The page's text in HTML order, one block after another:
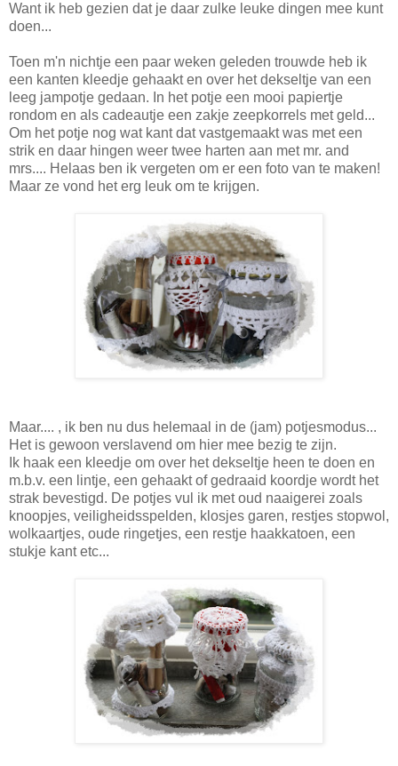
Want ik heb gezien dat je daar zulke leuke dingen mee kunt
doen...
Toen m'n nichtje een paar weken geleden trouwde heb ik
een kanten kleedje gehaakt en over het dekseltje van een
leeg jampotje gedaan. In het potje een mooi papiertje
rondom en als cadeautje een zakje zeepkorrels met geld...
Om het potje nog wat kant dat vastgemaakt was met een
strik en daar hingen weer twee harten aan met mr. and
mrs.... Helaas ben ik vergeten om er een foto van te maken!
Maar ze vond het erg leuk om te krijgen.
Maar.... , ik ben nu dus helemaal in de (jam) potjesmodus...
Het is gewoon verslavend om hier mee bezig te zijn.
Ik haak een kleedje om over het dekseltje heen te doen en
m.b.v. een lintje, een gehaakt of gedraaid koordje wordt het
strak bevestigd. De potjes vul ik met oud naaigerei zoals
knoopjes, veiligheidsspelden, klosjes garen, restjes stopwol,
wolkaartjes, oude ringetjes, een restje haakkatoen, een
stukje kant etc...